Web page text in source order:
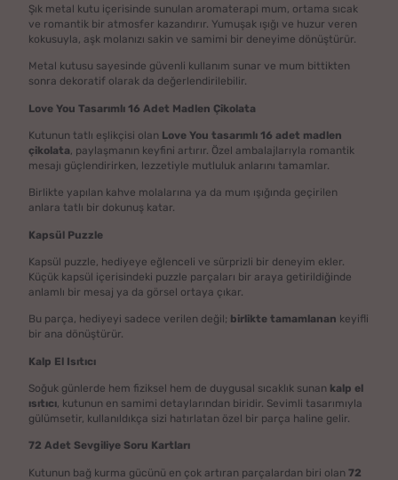
Şık metal kutu içerisinde sunulan aromaterapi mum, ortama sıcak
ve romantik bir atmosfer kazandırır. Yumuşak ışığı ve huzur veren
kokusuyla, aşk molanızı sakin ve samimi bir deneyime dönüştürür.
Metal kutusu sayesinde güvenli kullanım sunar ve mum bittikten
sonra dekoratif olarak da değerlendirilebilir.
Love You Tasarımlı 16 Adet Madlen Çikolata
Kutunun tatlı eşlikçisi olan Love You tasarımlı 16 adet madlen
çikolata, paylaşmanın keyfini artırır. Özel ambalajlarıyla romantik
mesajı güçlendirirken, lezzetiyle mutluluk anlarını tamamlar.
Birlikte yapılan kahve molalarına ya da mum ışığında geçirilen
anlara tatlı bir dokunuş katar.
Kapsül Puzzle
Kapsül puzzle, hediyeye eğlenceli ve sürprizli bir deneyim ekler.
Küçük kapsül içerisindeki puzzle parçaları bir araya getirildiğinde
anlamlı bir mesaj ya da görsel ortaya çıkar.
Bu parça, hediyeyi sadece verilen değil; birlikte tamamlanan keyifli
bir ana dönüştürür.
Kalp El Isıtıcı
Soğuk günlerde hem fiziksel hem de duygusal sıcaklık sunan kalp el
ısıtıcı, kutunun en samimi detaylarından biridir. Sevimli tasarımıyla
gülümsetir, kullanıldıkça sizi hatırlatan özel bir parça haline gelir.
72 Adet Sevgiliye Soru Kartları
Kutunun bağ kurma gücünü en çok artıran parçalardan biri olan 72